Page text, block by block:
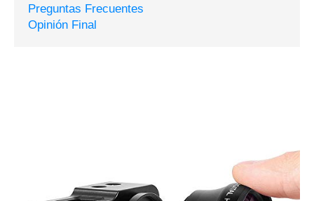
Preguntas Frecuentes
Opinión Final